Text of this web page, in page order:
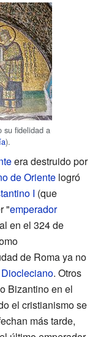
su fidelidad a
).
era destruido por
de Oriente logró
I (que
"emperador
en el 324 de
de Roma ya no
Diocleciano. Otros
Bizantino en el
el cristianismo se
más tarde,